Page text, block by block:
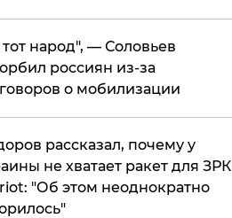
народ", — Соловьев
россиян из-за
о мобилизации
рассказал, почему у
не хватает ракет для ЗРК
"Об этом неоднократно